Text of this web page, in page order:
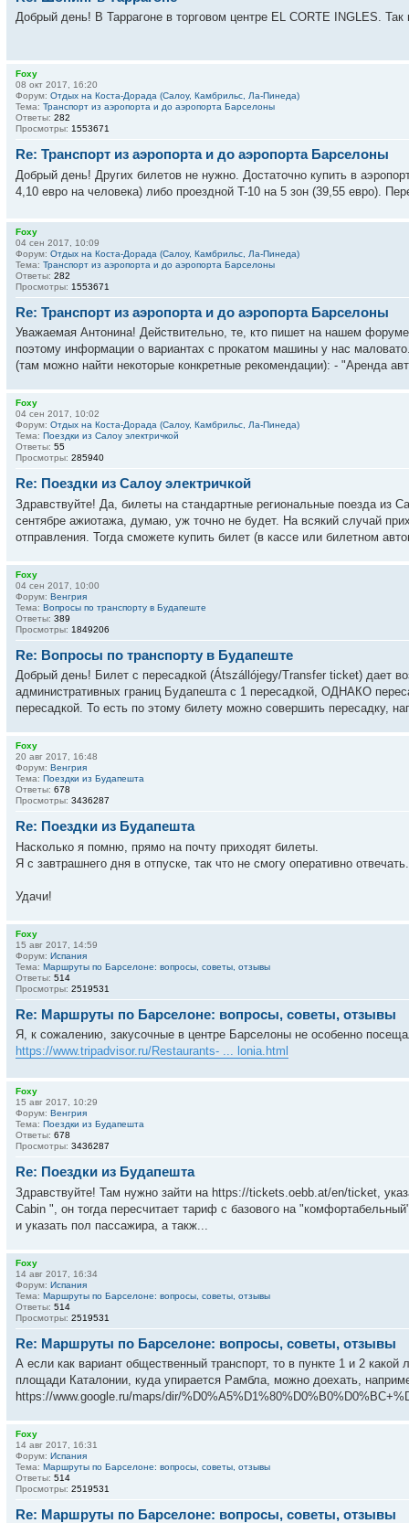
Добрый день! В Таррагоне в торговом центре EL CORTE INGLES.
Foxy
08 окт 2017, 16:20
Форум: Отдых на Коста-Дорада (Салоу, Камбрильс, Ла-Пинеда)
Тема: Транспорт из аэропорта и до аэропорта Барселоны
Ответы: 282
Просмотры: 1553671
Re: Транспорт из аэропорта и до аэропорта Барселоны
Добрый день! Других билетов не нужно. Достаточно купить в
4,10 евро на человека) либо проездной T-10 на 5 зон (39,55 евро).
Foxy
04 сен 2017, 10:09
Форум: Отдых на Коста-Дорада (Салоу, Камбрильс, Ла-Пинеда)
Тема: Транспорт из аэропорта и до аэропорта Барселоны
Ответы: 282
Просмотры: 1553671
Re: Транспорт из аэропорта и до аэропорта Барселоны
Уважаемая Антонина! Действительно, те, кто пишет на нашем
поэтому информации о вариантах с прокатом машины у нас
(там можно найти некоторые конкретные рекомендации): - "Аренда
Foxy
04 сен 2017, 10:02
Форум: Отдых на Коста-Дорада (Салоу, Камбрильс, Ла-Пинеда)
Тема: Поездки из Салоу электричкой
Ответы: 55
Просмотры: 285940
Re: Поездки из Салоу электричкой
Здравствуйте! Да, билеты на стандартные региональные поезда из
сентябре ажиотажа, думаю, уж точно не будет. На всякий случай
отправления. Тогда сможете купить билет (в кассе или билетном
Foxy
04 сен 2017, 10:00
Форум: Венгрия
Тема: Вопросы по транспорту в Будапеште
Ответы: 389
Просмотры: 1849206
Re: Вопросы по транспорту в Будапеште
Добрый день! Билет с пересадкой (Átszállójegy/Transfer ticket) дает
административных границ Будапешта с 1 пересадкой, ОДНАКО
пересадкой. То есть по этому билету можно совершить пересадку,
Foxy
20 авг 2017, 16:48
Форум: Венгрия
Тема: Поездки из Будапешта
Ответы: 678
Просмотры: 3436287
Re: Поездки из Будапешта
Насколько я помню, прямо на почту приходят билеты.
Я с завтрашнего дня в отпуске, так что не смогу оперативно отвечать.
Удачи!
Foxy
15 авг 2017, 14:59
Форум: Испания
Тема: Маршруты по Барселоне: вопросы, советы, отзывы
Ответы: 514
Просмотры: 2519531
Re: Маршруты по Барселоне: вопросы, советы, отзывы
Я, к сожалению, закусочные в центре Барселоны не особенно
https://www.tripadvisor.ru/Restaurants- ... lonia.html
Foxy
15 авг 2017, 10:29
Форум: Венгрия
Тема: Поездки из Будапешта
Ответы: 678
Просмотры: 3436287
Re: Поездки из Будапешта
Здравствуйте! Там нужно зайти на https://tickets.oebb.at/en/ticket,
Cabin ", он тогда пересчитает тариф с базового на
и указать пол пассажира, а такж...
Foxy
14 авг 2017, 16:34
Форум: Испания
Тема: Маршруты по Барселоне: вопросы, советы, отзывы
Ответы: 514
Просмотры: 2519531
Re: Маршруты по Барселоне: вопросы, советы, отзывы
А если как вариант общественный транспорт, то в пункте 1 и 2
площади Каталонии, куда упирается Рамбла, можно доехать,
https://www.google.ru/maps/dir/
Foxy
14 авг 2017, 16:31
Форум: Испания
Тема: Маршруты по Барселоне: вопросы, советы, отзывы
Ответы: 514
Просмотры: 2519531
Re: Маршруты по Барселоне: вопросы, советы, отзывы